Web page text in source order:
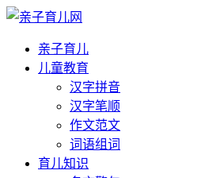
亲子育儿
儿童教育
汉字拼音
汉字笔顺
作文范文
词语组词
育儿知识